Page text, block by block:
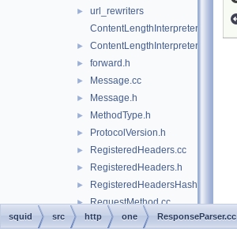
►
url_rewriters
ContentLengthInterpreter.cc
► ContentLengthInterpreter.h
► forward.h
► Message.cc
► Message.h
► MethodType.h
► ProtocolVersion.h
► RegisteredHeaders.cc
► RegisteredHeaders.h
► RegisteredHeadersHash.cci
► RequestMethod.cc
► RequestMethod.h
squid src http one ResponseParser.cc